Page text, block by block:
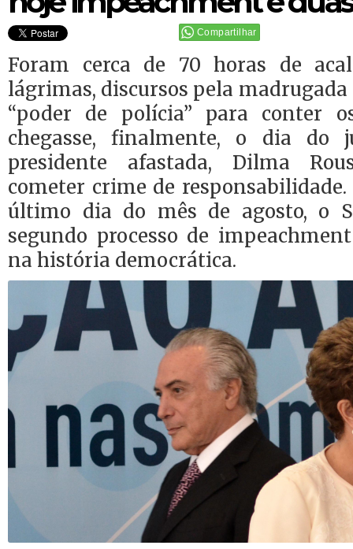
Compartilhar
Foram cerca de 70 horas de
lágrimas, discursos pela madrugada
“poder de polícia” para conter
chegasse, finalmente, o dia
presidente afastada, Dilma
cometer crime de
último dia do mês de agosto, o
segundo processo de
na história democrática.